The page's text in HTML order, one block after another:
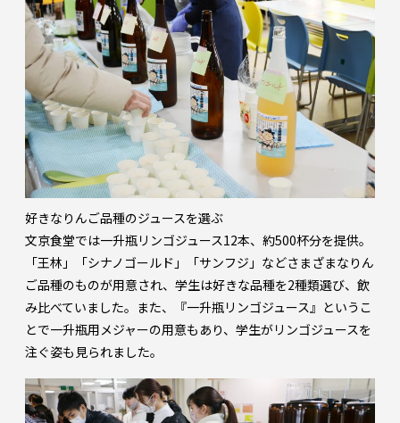
好きなりんご品種のジュースを選ぶ
文京食堂では一升瓶リンゴジュース12本、約500杯分を提供。
「王林」「シナノゴールド」「サンフジ」などさまざまなりん
ご品種のものが用意され、学生は好きな品種を2種類選び、飲
み比べていました。また、『一升瓶リンゴジュース』というこ
とで一升瓶用メジャーの用意もあり、学生がリンゴジュースを
注ぐ姿も見られました。